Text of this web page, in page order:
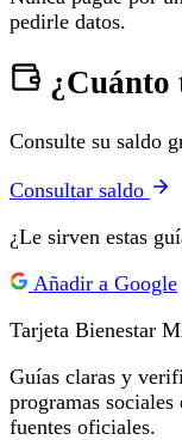
pedirle datos.
¿Cuánto
Consulte su saldo
Consultar saldo
¿Le sirven estas
Añadir a Google
Tarjeta Bienestar
Guías claras y
programas
fuentes oficiales.